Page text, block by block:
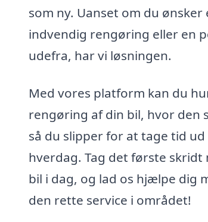
som ny. Uanset om du
indvendig rengøring eller en
udefra, har vi løsningen.
Med vores platform kan du
rengøring af din bil, hvor den
så du slipper for at tage tid
hverdag. Tag det første skridt
bil i dag, og lad os hjælpe dig
den rette service i området!